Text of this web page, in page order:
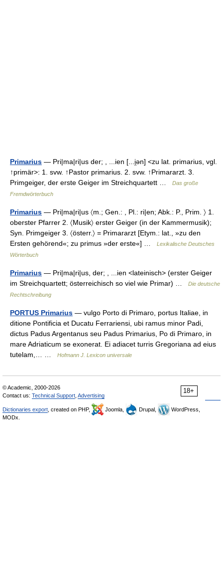
Primarius — Pri|ma|ri|us der; , ...ien [...i̯ən] <zu lat. primarius, vgl.
↑primär>: 1. svw. ↑Pastor primarius. 2. svw. ↑Primararzt. 3.
Primgeiger, der erste Geiger im Streichquartett …
Das große
Fremdwörterbuch
Primarius — Pri|ma|ri|us 〈m.; Gen.: , Pl.: ri|en; Abk.: P., Prim. 〉 1.
oberster Pfarrer 2. 〈Musik〉 erster Geiger (in der Kammermusik);
Syn. Primgeiger 3. 〈österr.〉 = Primararzt [Etym.: lat., »zu den
Ersten gehörend«; zu primus »der erste«] …
Lexikalische Deutsches
Wörterbuch
Primarius — Pri|ma|ri|us, der; , ...ien <lateinisch> (erster Geiger
im Streichquartett; österreichisch so viel wie Primar) …
Die deutsche
Rechtschreibung
PORTUS Primarius — vulgo Porto di Primaro, portus Italiae, in
ditione Pontificia et Ducatu Ferrariensi, ubi ramus minor Padi,
dictus Padus Argentanus seu Padus Primarius, Po di Primaro, in
mare Adriaticum se exonerat. Ei adiacet turris Gregoriana ad eius
tutelam,… …
Hofmann J. Lexicon universale
18+
© Academic, 2000-2026
Contact us: Technical Support Advertising
Dictionaries export , created on PHP, Joomla, Drupal,
WordPress,
MODx.